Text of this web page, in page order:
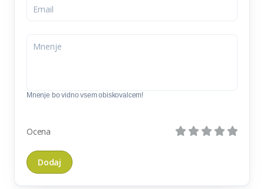
Mnenje bo vidno vsem obiskovalcem!
Ocena